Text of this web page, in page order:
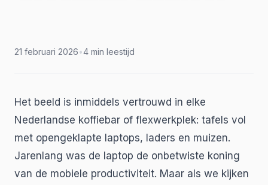
21 februari 2026•4 min leestijd
Het beeld is inmiddels vertrouwd in elke
Nederlandse koffiebar of flexwerkplek: tafels vol
met opengeklapte laptops, laders en muizen.
Jarenlang was de laptop de onbetwiste koning
van de mobiele productiviteit. Maar als we kijken